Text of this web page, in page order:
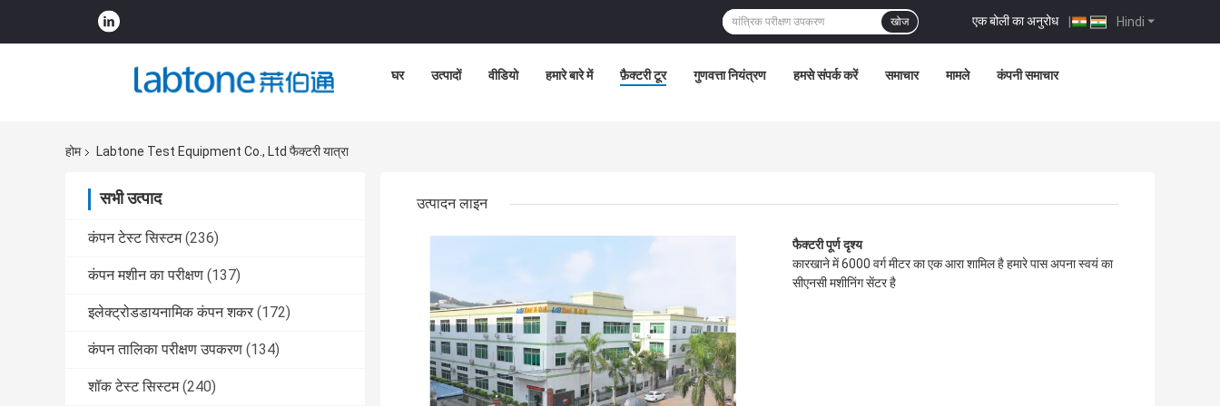
Hindi
एक बोली का अनुरोध |
खोज
घर उत्पादों वीडियो हमारे बारे में फ़ैक्टरी टूर गुणवत्ता नियंत्रण हमसे संपर्क करें समाचार मामले कंपनी समाचार
होम Labtone Test Equipment Co., Ltd फैक्टरी यात्रा
सभी उत्पाद
कंपन टेस्ट सिस्टम (236)
कंपन मशीन का परीक्षण (137)
इलेक्ट्रोडडायनामिक कंपन शकर (172)
कंपन तालिका परीक्षण उपकरण (134)
शॉक टेस्ट सिस्टम (240)
उत्पादन लाइन
कार्यशाला